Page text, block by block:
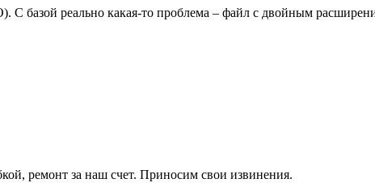
С базой реально какая-то проблема – файл с двойным
ремонт за наш счет. Приносим свои извинения.